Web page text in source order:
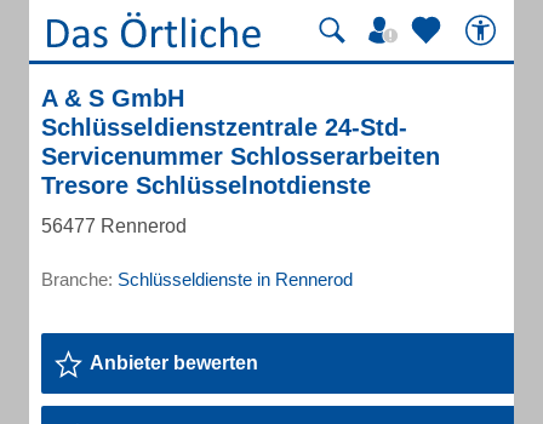
A & S GmbH
Schlüsseldienstzentrale 24-Std-
Servicenummer Schlosserarbeiten
Tresore Schlüsselnotdienste
56477 Rennerod
Branche: Schlüsseldienste in Rennerod
Anbieter bewerten